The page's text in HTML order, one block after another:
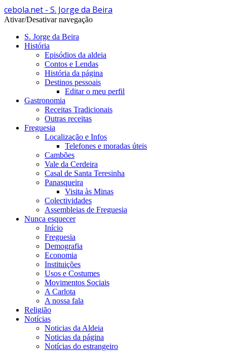
cebola.net - S. Jorge da Beira
Ativar/Desativar navegação
S. Jorge da Beira
História
Episódios da aldeia
Contos e Lendas
História da página
Destinos pessoais
Editar o meu perfil
Gastronomia
Receitas Tradicionais
Outras receitas
Freguesia
Localização e Infos
Telefones e moradas úteis
Cambões
Vale da Cerdeira
Casal de Santa Teresinha
Panasqueira
Visita às Minas
Colectividades
Assembleias de Freguesia
Nunca esquecer
Início
Freguesia
Demografia
Economia
Instituições
Usos e Costumes
Movimentos Sociais
A Carlota
A nossa fala
Religião
Notícias
Noticias da Aldeia
Noticias da página
Notícias do estrangeiro